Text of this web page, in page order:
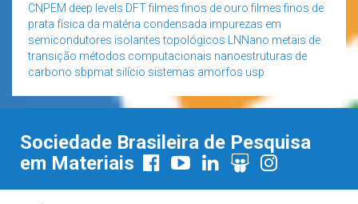
CNPEM deep levels DFTfilmes finos de ouro filmes finos de
prata física da matéria condensada impurezas em
semicondutores isolantes topológicos LNNano metais de
transição métodos computacionais nanoestruturas de
carbono sbpmat silício sistemas amorfos usp
Sociedade Brasileira de Pesquisa
em Materiais